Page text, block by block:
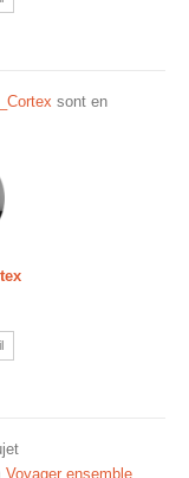
sont en
Voyager ensemble